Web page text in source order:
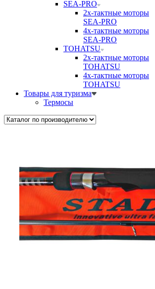
SEA-PRO
2х-тактные моторы
SEA-PRO
4х-тактные моторы
SEA-PRO
TOHATSU
2х-тактные моторы
TOHATSU
4х-тактные моторы
TOHATSU
Товары для туризма
Термосы